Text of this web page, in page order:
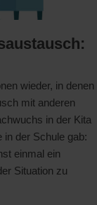
wieder, in denen
mit anderen
in der Kita
der Schule gab:
einmal ein
Situation zu